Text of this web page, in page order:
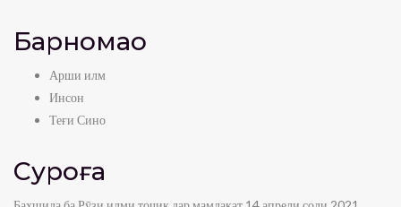
Барномаҳо
Арши илм
Инсон
Теғи Сино
Суроға